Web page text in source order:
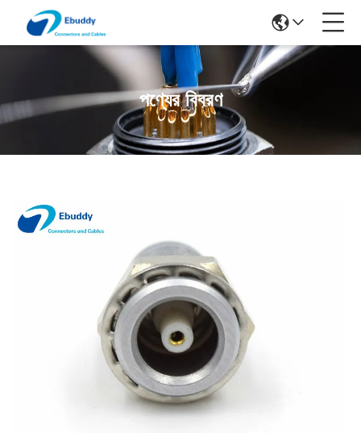
পণ্যের বিবরণ